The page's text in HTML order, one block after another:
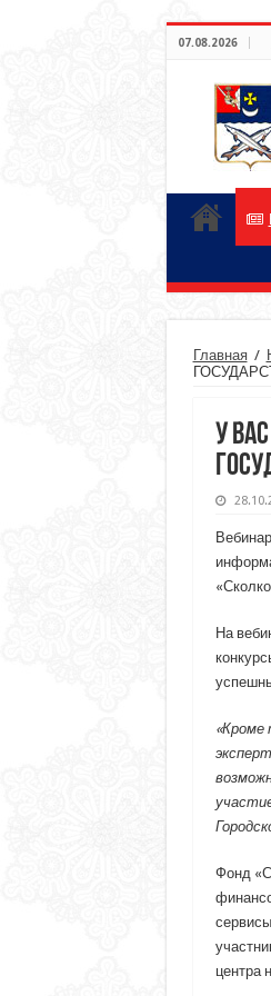
07.08.2026
Главная /
У
На
«Кроме
Фонд
центра